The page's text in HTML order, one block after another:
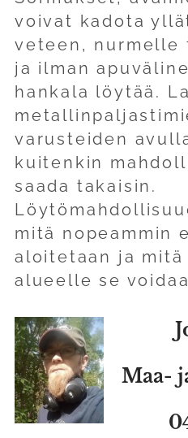
voivat kadota
veteen, nurmelle
ja ilman
hankala löytää.
varusteiden
kuitenkin
saada takaisin.
mitä nopeammin
aloitetaan ja mitä
alueelle se
Maa-